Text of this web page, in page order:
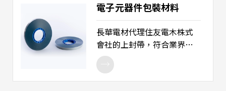
上不均勻性，使樹脂可以完
全覆蓋材料，而不會有任何
空氣間隙。反之，如果使用
生硬型式的離型膜，它會導
致銅層邊緣及附近的空間產
生脫層現象。AGC 離型膜具
有優良的抗拉強度，在高溫
電子元器件包裝材料
長華電材代理住友電木株式
會社的上封帶，符合業界環
保需求（RoHS / SONY
GP），廣泛用於半導體晶
片、封裝後成品、二極體成